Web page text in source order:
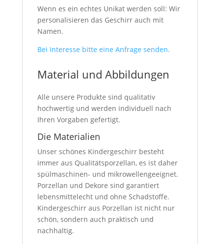
Wenn es ein echtes Unikat werden soll: Wir
personalisieren das Geschirr auch mit
Namen.
Bei Interesse bitte eine Anfrage senden.
Material und Abbildungen
Alle unsere Produkte sind qualitativ
hochwertig und werden individuell nach
Ihren Vorgaben gefertigt.
Die Materialien
Unser schönes Kindergeschirr besteht
immer aus Qualitätsporzellan, es ist daher
spülmaschinen- und mikrowellengeeignet.
Porzellan und Dekore sind garantiert
lebensmittelecht und ohne Schadstoffe.
Kindergeschirr aus Porzellan ist nicht nur
schön, sondern auch praktisch und
nachhaltig.